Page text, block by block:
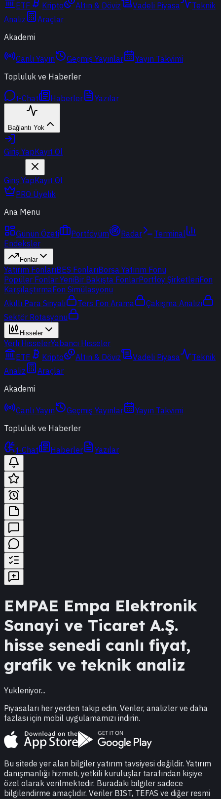
ETF
Kripto Altın & Döviz Vadeli Piyasa
Teknik
Analiz
Araçlar
Akademi
Canlı Yayın Geçmiş Yayınlar
Yayın Takvimi
Topluluk ve Haberler
t-Chat Haberler Yazılar
Bağlantı Yok
Giriş YapKayıt Ol
Giriş YapKayıt Ol
PRO Üyelik
Ana Menu
Günün Özeti Portföyüm Radar
Terminal
Endeksler
Fonlar
Yatırım FonlarıBES FonlarıBorsa Yatırım Fonu
Popüler Fonlar YeniBir Bakışta FonlarPortföy ŞirketleriFon
KarşılaştırmaFon Simülasyonu
Akıllı Para Sinyali
Ters Fon Arama
Çakışma Analizi
Sektör Rotasyonu
Hisseler
Yerli HisselerYabancı Hisseler
ETF
Kripto Altın & Döviz Vadeli Piyasa
Teknik
Analiz
Araçlar
Akademi
Canlı Yayın Geçmiş Yayınlar
Yayın Takvimi
Topluluk ve Haberler
t-Chat Haberler Yazılar
EMPAE Empa Elektronik
Sanayi ve Ticaret A.Ş.
hisse senedi canlı fiyat,
grafik ve teknik analiz
Yukleniyor...
Piyasaları her yerden takip edin. Veriler, analizler ve daha
fazlası için mobil uygulamamızı indirin.
Bu sitede yer alan bilgiler yatırım tavsiyesi değildir. Yatırım
danışmanlığı hizmeti, yetkili kuruluşlar tarafından kişiye
özel olarak verilmektedir. Buradaki bilgiler sadece
bilgilendirme amaçlıdır. Veriler BIST, TEFAS ve diğer resmi